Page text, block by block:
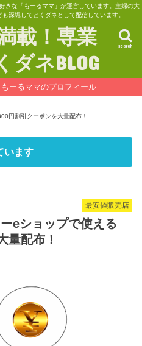
きな「もーるママ」が運営しています。主婦の大
深堀してとくダネとして配信しています。
載！専業
ダネBLOG
search
ーるママのプロフィール
円割引クーポンを大量配布！
います
最安値販売店
eショップで使える
量配布！